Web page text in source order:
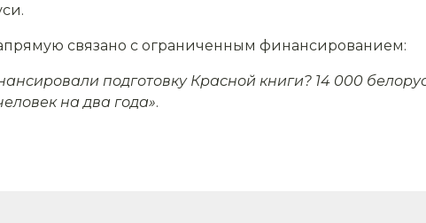
связано с ограниченным финансированием:
подготовку Красной книги? 14 000
на два года».